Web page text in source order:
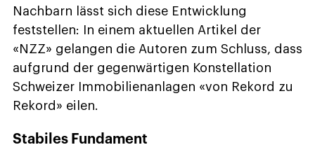
Nachbarn lässt sich diese Entwicklung
feststellen: In einem aktuellen Artikel der
«NZZ» gelangen die Autoren zum Schluss, dass
aufgrund der gegenwärtigen Konstellation
Schweizer Immobilienanlagen «von Rekord zu
Rekord» eilen.
Stabiles Fundament